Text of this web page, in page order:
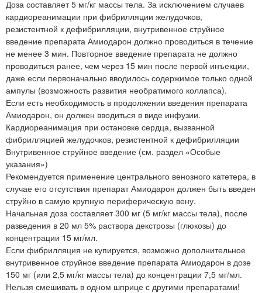
Доза составляет 5 мг/кг массы тела. За исключением случаев
кардиореанимации при фибрилляции желудочков,
резистентной к дефибрилляции, внутривенное струйное
введение препарата Амиодарон должно проводиться в течение
не менее 3 мин. Повторное введение препарата не должно
проводиться ранее, чем через 15 мин после первой инъекции,
даже если первоначально вводилось содержимое только одной
ампулы (возможность развития необратимого коллапса).
Если есть необходимость в продолжении введения препарата
Амиодарон, он должен вводиться в виде инфузии.
Кардиореанимация при остановке сердца, вызванной
фибрилляцией желудочков, резистентной к дефибрилляции
Внутривенное струйное введение (см. раздел «Особые
указания»)
Рекомендуется применение центрального венозного катетера, в
случае его отсутствия препарат Амиодарон должен быть введен
струйно в самую крупную периферическую вену.
Начальная доза составляет 300 мг (5 мг/кг массы тела), после
разведения в 20 мл 5% раствора декстрозы (глюкозы) до
концентрации 15 мг/мл.
Если фибрилляция не купируется, возможно дополнительное
внутривенное струйное введение препарата Амиодарон в дозе
150 мг (или 2,5 мг/кг массы тела) до концентрации 7,5 мг/мл.
Нельзя смешивать в одном шприце с другими препаратами!